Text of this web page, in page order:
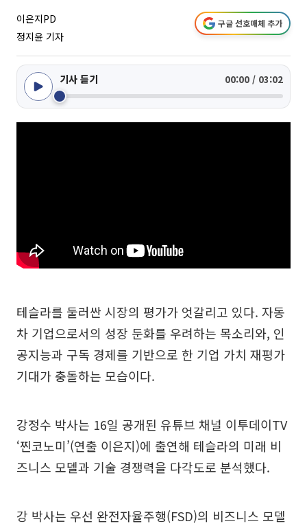
이은지PD
정지윤 기자
구글 선호매체 추가
기사 듣기 00:00 / 03:02
테슬라를 둘러싼 시장의 평가가 엇갈리고 있다. 자동
차 기업으로서의 성장 둔화를 우려하는 목소리와, 인
공지능과 구독 경제를 기반으로 한 기업 가치 재평가
기대가 충돌하는 모습이다.
강정수 박사는 16일 공개된 유튜브 채널 이투데이TV
‘찐코노미’(연출 이은지)에 출연해 테슬라의 미래 비
즈니스 모델과 기술 경쟁력을 다각도로 분석했다.
강 박사는 우선 완전자율주행(FSD)의 비즈니스 모델